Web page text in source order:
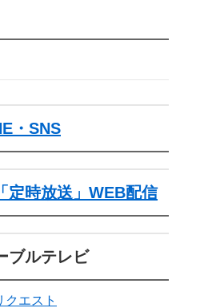
・SNS
定時放送」WEB配信
ブルテレビ
クエスト